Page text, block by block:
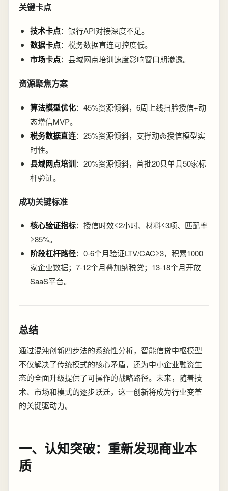
关键卡点
技术卡点：银行API对接深度不足。
数据卡点：税务数据直连可控度低。
市场卡点：县域网点培训速度影响窗口期渗透。
资源聚焦方案
算法模型优化：45%资源倾斜，6周上线扫脸授信+动
态增信MVP。
税务数据直连：25%资源倾斜，支撑动态授信模型实
时性。
县域网点培训：20%资源倾斜，首批20县单县50家标
杆验证。
成功关键标准
核心验证指标：授信时效≤2小时、材料≤3项、匹配率
≥85%。
阶段杠杆路径：0-6个月验证LTV/CAC≥3，积累1000
家企业数据；7-12个月叠加纳税贷；13-18个月开放
SaaS平台。
总结
通过混沌创新四步法的系统性分析，智能信贷中枢模型
不仅解决了传统模式的核心矛盾，还为中小企业融资生
态的全面升级提供了可操作的战略路径。未来，随着技
术、市场和模式的逐步跃迁，这一创新将成为行业变革
的关键驱动力。
一、认知突破：重新发现商业本
质